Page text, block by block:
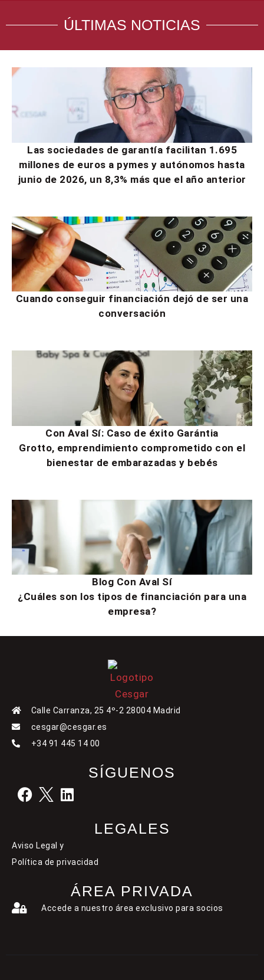
ÚLTIMAS NOTICIAS
Las sociedades de garantía facilitan 1.695
millones de euros a pymes y autónomos hasta
junio de 2026, un 8,3% más que el año anterior
Cuando conseguir financiación dejó de ser una
conversación
Con Aval Sí: Caso de éxito Garántia
Grotto, emprendimiento comprometido con el
bienestar de embarazadas y bebés
Blog Con Aval Sí
¿Cuáles son los tipos de financiación para una
empresa?
Calle Carranza, 25 4º-2 28004 Madrid
cesgar@cesgar.es
+34 91 445 14 00
SÍGUENOS
LEGALES
Aviso Legal y
Política de privacidad
ÁREA PRIVADA
Accede a nuestro área exclusivo para socios